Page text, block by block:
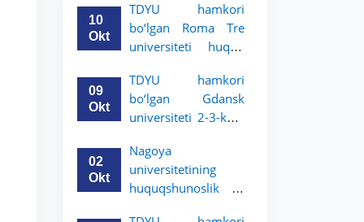
uchun akademik
mobillik dasturini
e’lon qildi
10
Okt
TDYU hamkori
bo‘lgan Roma Tre
universiteti huquq
talabalari uchun
akademik mobillik
dasturini e’lon qildi
09
Okt
TDYU hamkori
bo‘lgan Gdansk
universiteti 2-3-kurs
akademik mobillik
dasturini e’lon qildi
02
Okt
Nagoya
universitetining
huquqshunoslik va